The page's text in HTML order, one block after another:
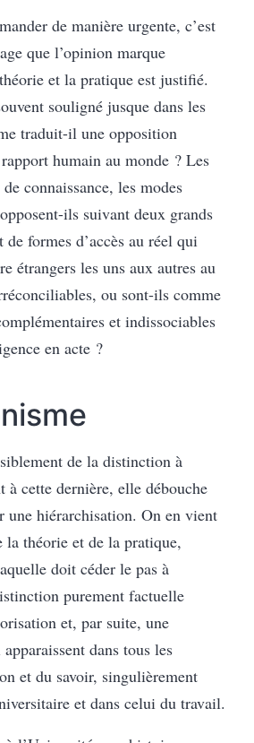
de manière urgente, c’est
que l’opinion marque
et la pratique est justifié.
souligné jusque dans les
traduit-il une opposition
humain au monde ? Les
connaissance, les modes
ils suivant deux grands
de formes d’accès au réel qui
étrangers les uns aux autres au
ou sont-ils comme
et indissociables
en acte ?
de la distinction à
à cette dernière, elle débouche
une hiérarchisation. On en vient
la théorie et de la pratique,
doit céder le pas à
purement factuelle
et, par suite, une
dans tous les
et du savoir, singulièrement
et dans celui du travail.